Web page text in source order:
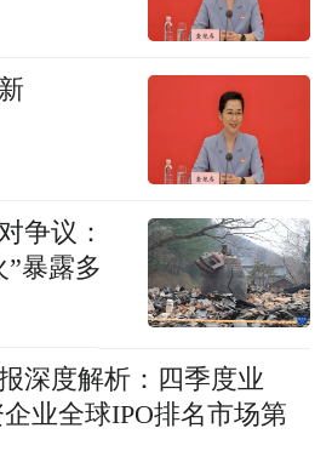
争议：
”暴露多
深度解析：四季度业
业全球IPO排名市场第